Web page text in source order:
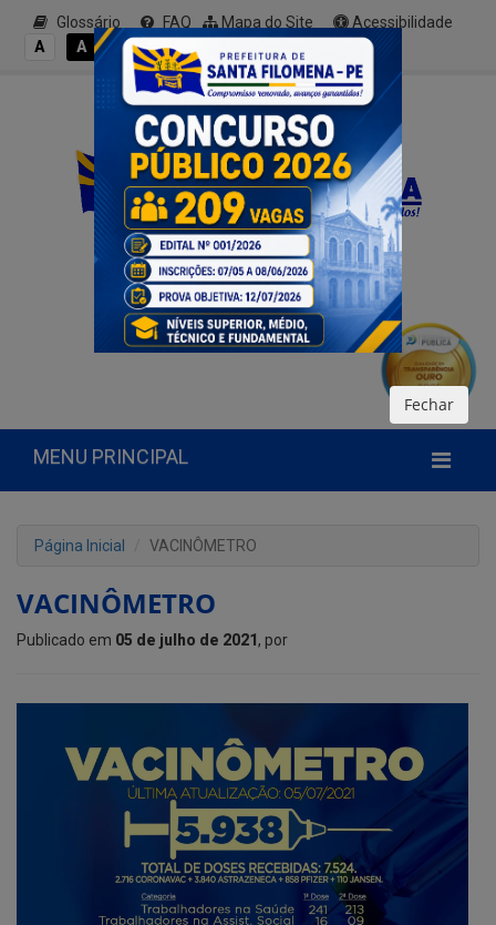
Glossário FAQ Mapa do Site
Acessibilidade
A
A A- A A+
MENU PRINCIPAL
Página Inicial VACINÔMETRO
VACINÔMETRO
Publicado em 05 de julho de 2021 , por
Fechar